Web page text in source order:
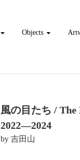
Objects
風の目たち / The
2022―2024
by 吉田山